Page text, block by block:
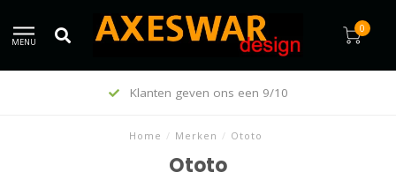
MENU
0
Klanten geven ons een 9/10
Home / Merken / Ototo
Ototo